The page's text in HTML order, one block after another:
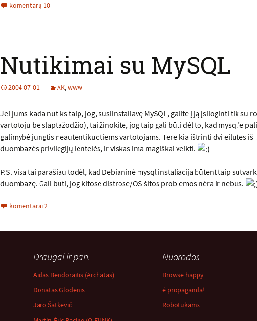
komentarų 10
Nutikimai su MySQL
2004-07-01 AK,www
Jei jums kada nutiks taip, jog, susiinstaliavę MySQL, galite į ją įsiloginti tik su
vartotoju be slaptažodžio), tai žinokite, jog taip gali būti dėl to, kad mysql’e
galimybė jungtis neautentikuotiems vartotojams. Tereikia ištrinti dvi eilutes iš
duombazės privilegijų lentelės, ir viskas ima magiškai veikti.
P.S. visa tai parašiau todėl, kad Debianinė mysql instaliacija būtent taip
duombazę. Gali būti, jog kitose distrose/OS šitos problemos nėra ir nebus.
komentarai 2
Draugai ir pan.
Aidas Bendoraitis (Archatas)
Donatas Glodenis
Jaro Šatkevič
Nuorodos
Browse happy
ė propaganda!
Robotukams